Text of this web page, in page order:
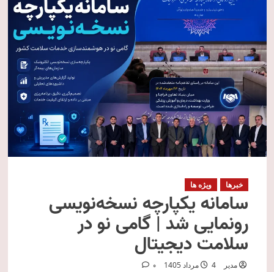
خبرها ویژه ها
سامانه یکپارچه نسخه‌نویسی
رونمایی شد | گامی نو در
سلامت دیجیتال
مدیر 4 مرداد 1405 0